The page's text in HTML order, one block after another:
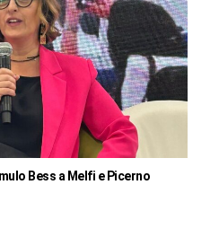
Bess a Melfi e Picerno